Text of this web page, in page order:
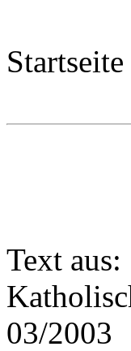
Startseite
Text aus:
03/2003